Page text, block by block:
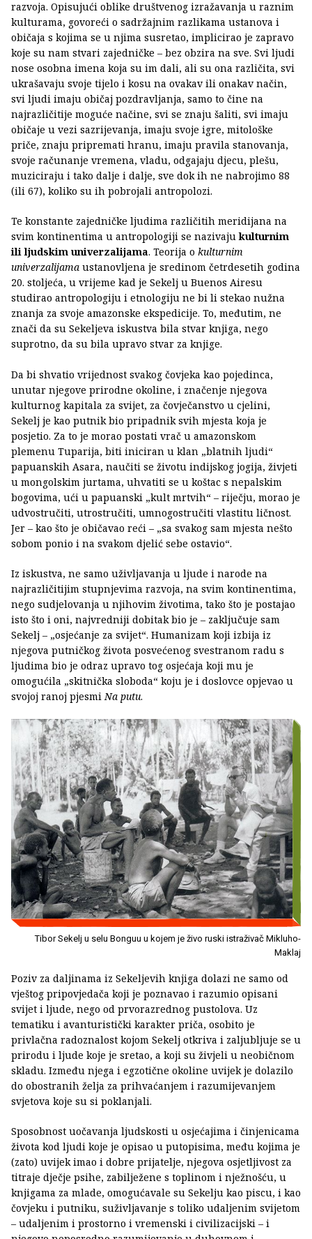
razvoja. Opisujući oblike društvenog izražavanja u raznim
kulturama, govoreći o sadržajnim razlikama ustanova i
običaja s kojima se u njima susretao, implicirao je zapravo
koje su nam stvari zajedničke – bez obzira na sve. Svi ljudi
nose osobna imena koja su im dali, ali su ona različita, svi
ukrašavaju svoje tijelo i kosu na ovakav ili onakav način,
svi ljudi imaju običaj pozdravljanja, samo to čine na
najrazličitije moguće načine, svi se znaju šaliti, svi imaju
običaje u vezi sazrijevanja, imaju svoje igre, mitološke
priče, znaju pripremati hranu, imaju pravila stanovanja,
svoje računanje vremena, vladu, odgajaju djecu, plešu,
muziciraju i tako dalje i dalje, sve dok ih ne nabrojimo 88
(ili 67), koliko su ih pobrojali antropolozi.
Te konstante zajedničke ljudima različitih meridijana na
svim kontinentima u antropologiji se nazivajukulturnim
ili ljudskim univerzalijama. Teorija o kulturnim
univerzalijama ustanovljena je sredinom četrdesetih godina
20. stoljeća, u vrijeme kad je Sekelj u Buenos Airesu
studirao antropologiju i etnologiju ne bi li stekao nužna
znanja za svoje amazonske ekspedicije. To, međutim, ne
znači da su Sekeljeva iskustva bila stvar knjiga, nego
suprotno, da su bila upravo stvar za knjige.
Da bi shvatio vrijednost svakog čovjeka kao pojedinca,
unutar njegove prirodne okoline, i značenje njegova
kulturnog kapitala za svijet, za čovječanstvo u cjelini,
Sekelj je kao putnik bio pripadnik svih mjesta koja je
posjetio. Za to je morao postati vrač u amazonskom
plemenu Tuparija, biti iniciran u klan „blatnih ljudi“
papuanskih Asara, naučiti se životu indijskog jogija, živjeti
u mongolskim jurtama, uhvatiti se u koštac s nepalskim
bogovima, ući u papuanski „kult mrtvih“ – riječju, morao je
udvostručiti, utrostručiti, umnogostručiti vlastitu ličnost.
Jer – kao što je običavao reći – „sa svakog sam mjesta nešto
sobom ponio i na svakom djelić sebe ostavio“.
Iz iskustva, ne samo uživljavanja u ljude i narode na
najrazličitijim stupnjevima razvoja, na svim kontinentima,
nego sudjelovanja u njihovim životima, tako što je postajao
isto što i oni, najvredniji dobitak bio je – zaključuje sam
Sekelj – „osjećanje za svijet“. Humanizam koji izbija iz
njegova putničkog života posvećenog svestranom radu s
ljudima bio je odraz upravo tog osjećaja koji mu je
omogućila „skitnička sloboda“ koju je i doslovce opjevao u
svojoj ranoj pjesmiNa putu.
Tibor Sekelj u selu Bonguu u kojem je živo ruski istraživač Mikluho-
Maklaj
Poziv za daljinama iz Sekeljevih knjiga dolazi ne samo od
vještog pripovjedača koji je poznavao i razumio opisani
svijet i ljude, nego od prvorazrednog pustolova. Uz
tematiku i avanturistički karakter priča, osobito je
privlačna radoznalost kojom Sekelj otkriva i zaljubljuje se u
prirodu i ljude koje je sretao, a koji su živjeli u neobičnom
skladu. Između njega i egzotične okoline uvijek je dolazilo
do obostranih želja za prihvaćanjem i razumijevanjem
svjetova koje su si poklanjali.
Sposobnost uočavanja ljudskosti u osjećajima i činjenicama
života kod ljudi koje je opisao u putopisima, među kojima je
(zato) uvijek imao i dobre prijatelje, njegova osjetljivost za
titraje dječje psihe, zabilježene s toplinom i nježnošću, u
knjigama za mlade, omogućavale su Sekelju kao piscu, i kao
čovjeku i putniku, suživljavanje s toliko udaljenim svijetom
– udaljenim i prostorno i vremenski i civilizacijski – i